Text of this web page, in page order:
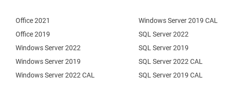
Office 2021
Office 2019
Windows Server 2022
Windows Server 2019
SQL Server 2022
SQL Server 2019
Windows Server 2022 CAL
Windows Server 2019 CAL
SQL Server 2022 CAL
SQL Server 2019 CAL